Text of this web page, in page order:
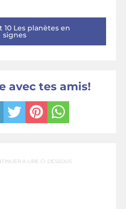
Les planètes en
signes
avec tes amis!
À LIRE CI-DESSOUS